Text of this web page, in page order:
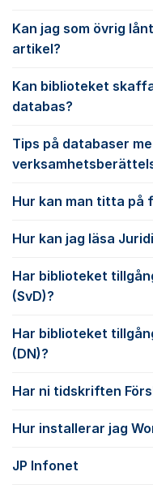
Kan jag som övrig
artikel?
Kan biblioteket
databas?
Tips på databaser
Hur kan man titta på
Hur kan jag läsa
Har biblioteket
(SvD)?
Har biblioteket
(DN)?
Har ni tidskriften
Hur installerar jag
JP Infonet